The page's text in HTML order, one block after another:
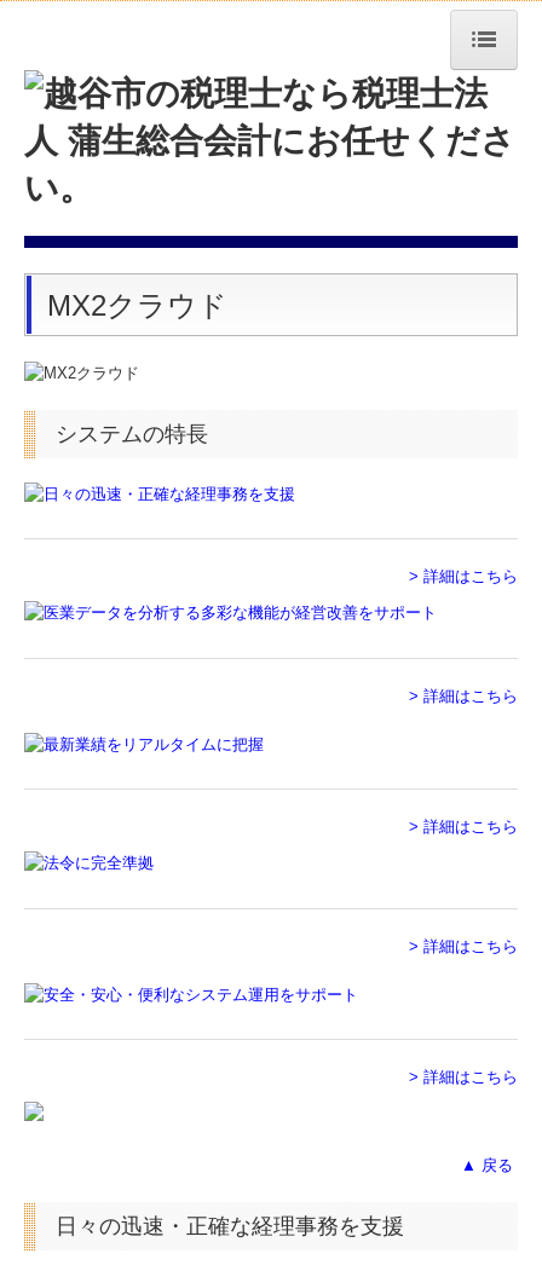
トップページ
社長メニューASP版
経営者お役立ち情報
事務所紹介
採用情報
MX2クラウド
システムの特長
> 詳細はこちら
> 詳細はこちら
> 詳細はこちら
> 詳細はこちら
> 詳細はこちら
▲ 戻る
日々の迅速・正確な経理事務を支援